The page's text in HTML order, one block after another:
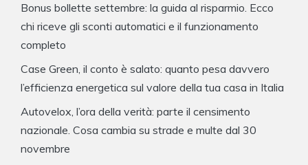
Bonus bollette settembre: la guida al risparmio. Ecco
chi riceve gli sconti automatici e il funzionamento
completo
Case Green, il conto è salato: quanto pesa davvero
l’efficienza energetica sul valore della tua casa in Italia
Autovelox, l’ora della verità: parte il censimento
nazionale. Cosa cambia su strade e multe dal 30
novembre